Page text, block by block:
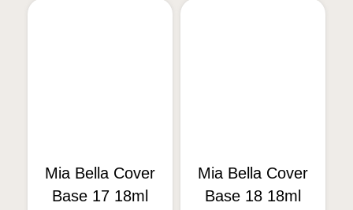
Mia Bella Cover
Base 17 18ml
Mia Bella Cover
Base 18 18ml